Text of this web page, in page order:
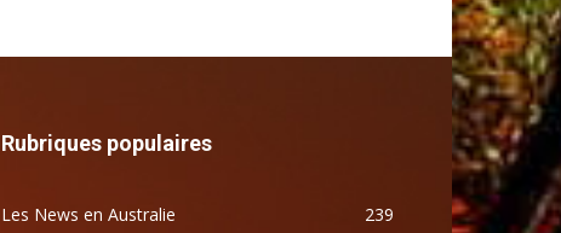
Rubriques populaires
Les News en Australie
239